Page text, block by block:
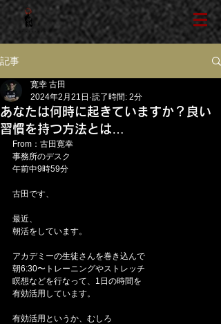
記事
あなたは何時に起きていますか？良い
習慣を持つ方法とは…
寛幸 古田
2024年2月21日 読了時間: 2分
From：古田寛幸
事務所のデスク
午前中9時59分
古田です、
最近、
朝活をしています。
アカデミーの生徒さんを巻き込んで
朝6:30〜トレーニングやストレッチ
瞑想などを行なって、1日の時間を
有効活用しています。
有効活用というか、むしろ